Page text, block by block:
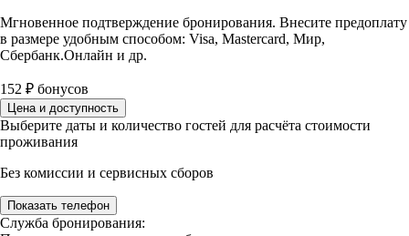
Мгновенное подтверждение бронирования. Внесите предоплату
в размере удобным способом: Visa, Mastercard, Мир,
Сбербанк.Онлайн и др.
152 ₽ бонусов
Цена и доступность
Выберите даты и количество гостей для расчёта стоимости
проживания
Без комиссии и сервисных сборов
Показать телефон
Служба бронирования: